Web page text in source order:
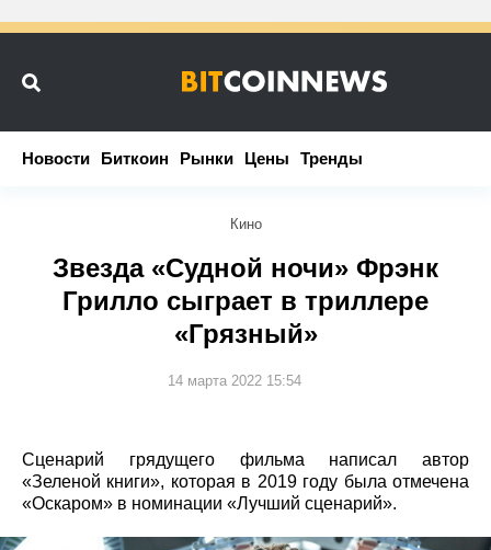
Новости Биткоин Рынки Цены Тренды
Новости Биткоин Рынки Цены Тренды
Кино
Звезда «Судной ночи» Фрэнк
Грилло сыграет в триллере
«Грязный»
14 марта 2022 15:54
Сценарий грядущего фильма написал автор
«Зеленой книги», которая в 2019 году была отмечена
«Оскаром» в номинации «Лучший сценарий».